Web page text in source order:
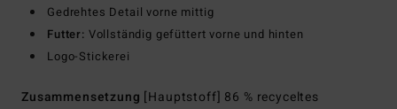
Gedrehtes Detail vorne mittig
Futter: Vollständig gefüttert vorne und hinten
Logo-Stickerei
Zusammensetzung [Hauptstoff] 86 % recyceltes